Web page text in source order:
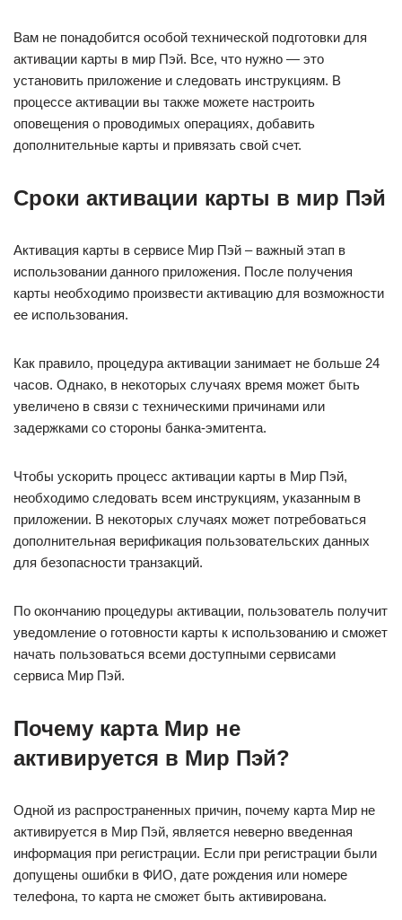
Вам не понадобится особой технической подготовки для
активации карты в мир Пэй. Все, что нужно — это
установить приложение и следовать инструкциям. В
процессе активации вы также можете настроить
оповещения о проводимых операциях, добавить
дополнительные карты и привязать свой счет.
Сроки активации карты в мир Пэй
Активация карты в сервисе Мир Пэй – важный этап в
использовании данного приложения. После получения
карты необходимо произвести активацию для возможности
ее использования.
Как правило, процедура активации занимает не больше 24
часов. Однако, в некоторых случаях время может быть
увеличено в связи с техническими причинами или
задержками со стороны банка-эмитента.
Чтобы ускорить процесс активации карты в Мир Пэй,
необходимо следовать всем инструкциям, указанным в
приложении. В некоторых случаях может потребоваться
дополнительная верификация пользовательских данных
для безопасности транзакций.
По окончанию процедуры активации, пользователь получит
уведомление о готовности карты к использованию и сможет
начать пользоваться всеми доступными сервисами
сервиса Мир Пэй.
Почему карта Мир не
активируется в Мир Пэй?
Одной из распространенных причин, почему карта Мир не
активируется в Мир Пэй, является неверно введенная
информация при регистрации. Если при регистрации были
допущены ошибки в ФИО, дате рождения или номере
телефона, то карта не сможет быть активирована.